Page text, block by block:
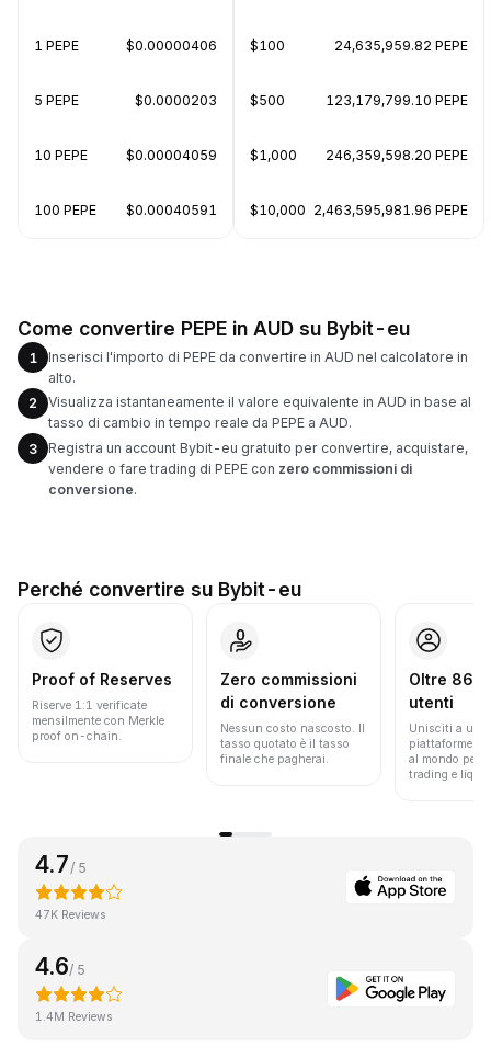
1 PEPE $0.00000406
5 PEPE $0.0000203
10 PEPE $0.00004059
100 PEPE $0.00040591
$100 24,635,959.82 PEPE
$500 123,179,799.10 PEPE
$1,000 246,359,598.20 PEPE
$10,000 2,463,595,981.96 PEPE
Come convertire PEPE in AUD su Bybit-eu
1
Inserisci l'importo di PEPE da convertire in AUD nel calcolatore in
alto.
2
Visualizza istantaneamente il valore equivalente in AUD in base al
tasso di cambio in tempo reale da PEPE a AUD.
3
Registra un account Bybit-eu gratuito per convertire, acquistare,
vendere o fare trading di PEPE con zero commissioni di
conversione.
Perché convertire su Bybit-eu
Proof of Reserves
Riserve 1:1 verificate
mensilmente con Merkle
proof on-chain.
Zero commissioni
di conversione
Nessun costo nascosto. Il
tasso quotato è il tasso
finale che pagherai.
Oltre 86
utenti
Unisciti a una
piattaforme
al mondo per
trading e
4.7 / 5
47K Reviews
4.6/ 5
1.4M Reviews